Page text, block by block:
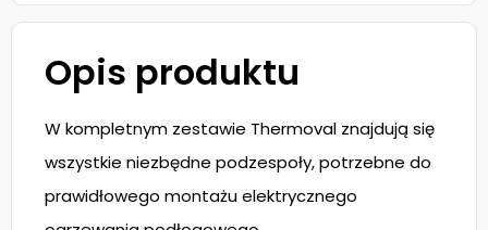
Opis produktu
W kompletnym zestawie Thermoval znajdują się
wszystkie niezbędne podzespoły, potrzebne do
prawidłowego montażu elektrycznego